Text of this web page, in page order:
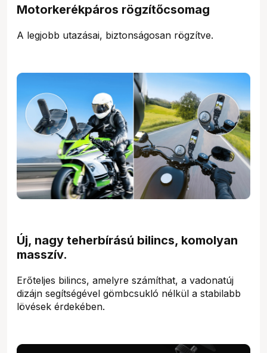
Motorkerékpáros rögzítőcsomag
A legjobb utazásai, biztonságosan rögzítve.
Új, nagy teherbírású bilincs, komolyan
masszív.
Erőteljes bilincs, amelyre számíthat, a vadonatúj
dizájn segítségével gömbcsukló nélkül a stabilabb
lövések érdekében.